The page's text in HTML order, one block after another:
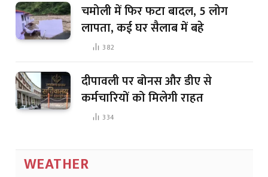
चमोली में फिर फटा बादल, 5 लोग
लापता, कई घर सैलाब में बहे
382
दीपावली पर बोनस और डीए से
कर्मचारियों को मिलेगी राहत
334
WEATHER